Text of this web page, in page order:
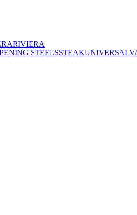
RIVIERA
STEELSSTEAKUNIVERSAL